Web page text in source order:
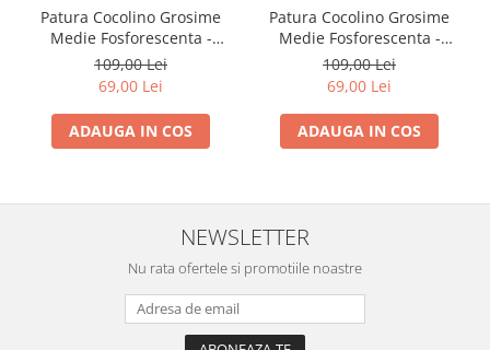
Patura Cocolino Grosime
Medie Fosforescenta -
Unicorni In Spatiu Mov
109,00 Lei
69,00 Lei
ADAUGA IN COS
Patura Cocolino Grosime
Medie Fosforescenta -
Fluturasi Colorati
109,00 Lei
69,00 Lei
ADAUGA IN COS
NEWSLETTER
Nu rata ofertele si promotiile noastre